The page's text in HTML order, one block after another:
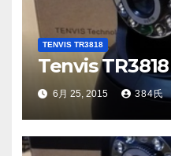
TENVIS TR3818
Tenvis
6月 25, 2015 384氏